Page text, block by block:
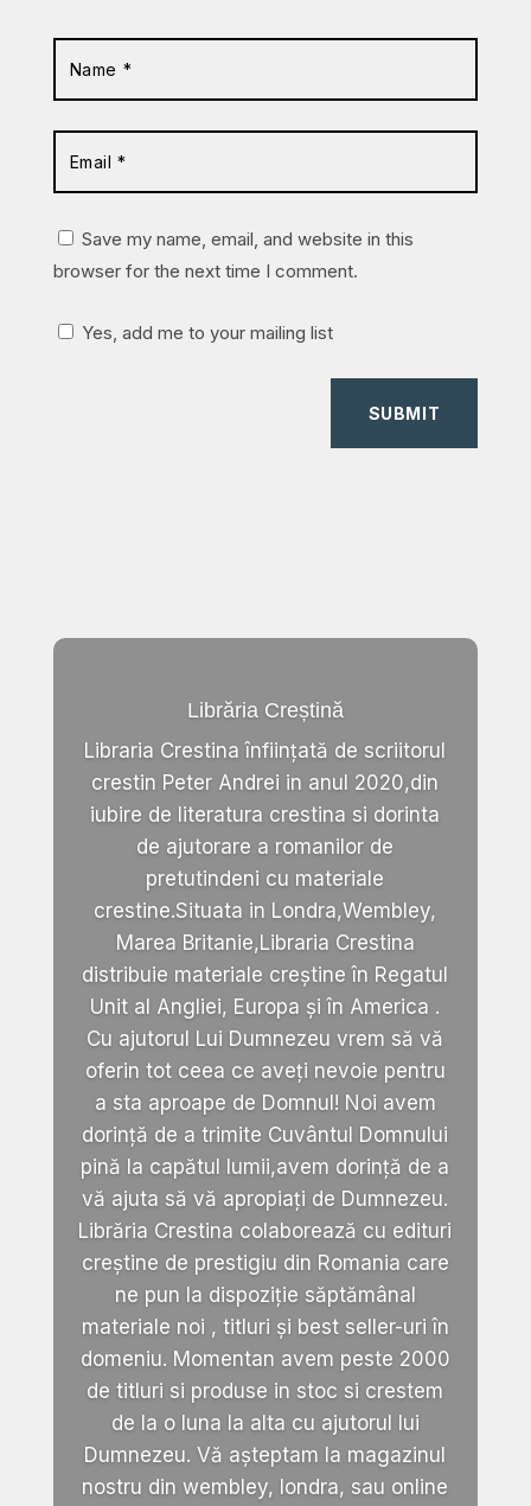
Save my name, email, and website in this
browser for the next time I comment.
Yes, add me to your mailing list
SUBMIT
Librăria Creștină
Libraria Crestina înființată de scriitorul
crestin Peter Andrei in anul 2020,din
iubire de literatura crestina si dorinta
de ajutorare a romanilor de
pretutindeni cu materiale
crestine.Situata in Londra,Wembley,
Marea Britanie,Libraria Crestina
distribuie materiale creștine în Regatul
Unit al Angliei, Europa și în America .
Cu ajutorul Lui Dumnezeu vrem să vă
oferin tot ceea ce aveți nevoie pentru
a sta aproape de Domnul! Noi avem
dorință de a trimite Cuvântul Domnului
pină la capătul lumii,avem dorință de a
vă ajuta să vă apropiați de Dumnezeu.
Librăria Crestina colaborează cu edituri
creștine de prestigiu din Romania care
ne pun la dispoziție săptămânal
materiale noi , titluri și best seller-uri în
domeniu. Momentan avem peste 2000
de titluri si produse in stoc si crestem
de la o luna la alta cu ajutorul lui
Dumnezeu. Vă așteptam la magazinul
nostru din wembley, londra, sau online